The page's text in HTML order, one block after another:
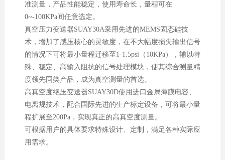
准测量，产品性能稳定，使用寿命长，量程可在
0~-100KPa间任意选定。
真空压力变送器SUAY30A采用先进的MEMS固态硅技
术，增加了感压核心的灵敏度，在不大幅度损失输出信号
的情况下可将最小量程迁移至1-1.5psi（10KPa），辅以特
殊、稳定、高输入阻抗的信号处理模块，使其综合测量精
度领先同类产品，成为真空测量的首选。
高真空度绝压变送器SUAY30D使用进口金属薄膜电容、
电离规技术，配合国际先进的生产标定设备，可将最小量
程扩展至200Pa，实现真正的高真空度测量。
可根据用户的具体要求特殊设计、定制，满足各种实际应
用需求。